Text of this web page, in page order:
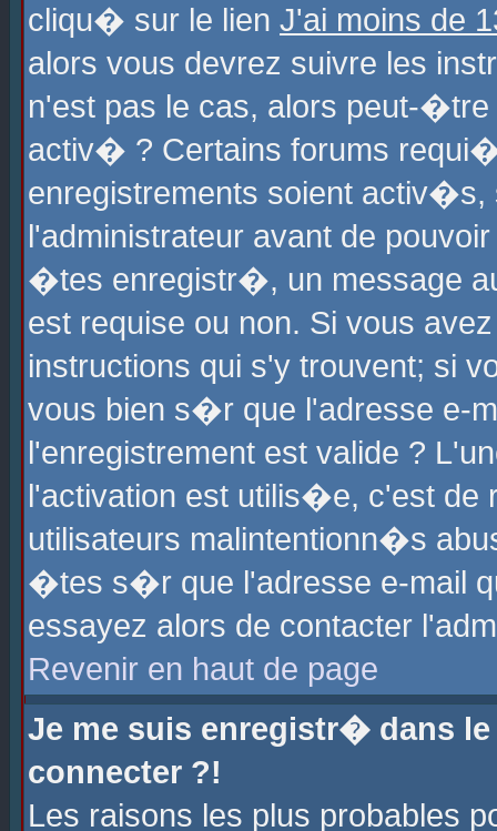
cliqu� sur le lien J'ai moins de
alors vous devrez suivre les
n'est pas le cas, alors peut-
activ� ? Certains forums
enregistrements soient
l'administrateur avant de
�tes enregistr�, un message
est requise ou non. Si vous
instructions qui s'y trouvent; si
vous bien s�r que l'adresse e-
l'enregistrement est valide ?
l'activation est utilis�e, c'est
utilisateurs malintentionn�s
�tes s�r que l'adresse e-mail
essayez alors de contacter
Revenir en haut de page
Je me suis enregistr� dans
connecter ?!
Les raisons les plus probables